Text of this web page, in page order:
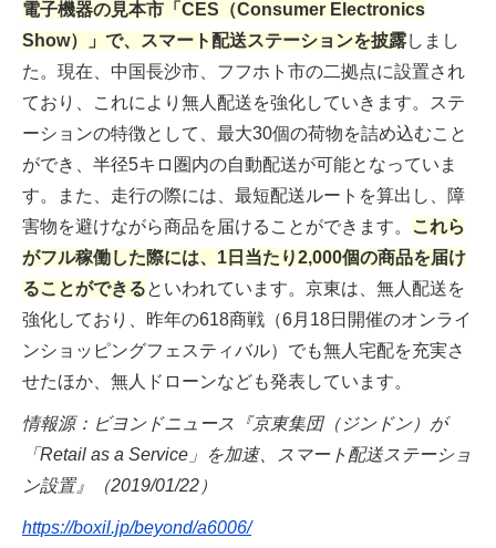
電子機器の見本市「CES（Consumer Electronics
Show）」で、スマート配送ステーションを披露しまし
た。現在、中国長沙市、フフホト市の二拠点に設置され
ており、これにより無人配送を強化していきます。ステ
ーションの特徴として、最大30個の荷物を詰め込むこと
ができ、半径5キロ圏内の自動配送が可能となっていま
す。また、走行の際には、最短配送ルートを算出し、障
害物を避けながら商品を届けることができます。
これら
がフル稼働した際には、1日当たり2,000個の商品を届け
ることができるといわれています。京東は、無人配送を
強化しており、昨年の618商戦（6月18日開催のオンライ
ンショッピングフェスティバル）でも無人宅配を充実さ
せたほか、無人ドローンなども発表しています。
情報源：ビヨンドニュース『京東集団（ジンドン）が
「Retail as a Service」を加速、スマート配送ステーショ
ン設置』（2019/01/22）
https://boxil.jp/beyond/a6006/